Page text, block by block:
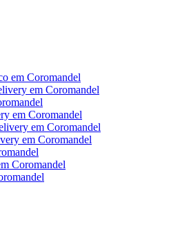
em Coromandel
em Coromandel
em Coromandel
em Coromandel
em Coromandel
Coromandel